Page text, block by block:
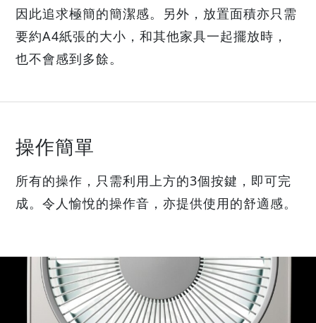
因此追求極簡的簡潔感。另外，放置面積亦只需
要約A4紙張的大小，和其他家具一起擺放時，
也不會感到多餘。
操作簡單
所有的操作，只需利用上方的3個按鍵，即可完
成。令人愉悅的操作音，亦提供使用的舒適感。